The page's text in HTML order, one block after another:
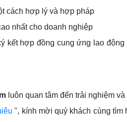
cách hợp lý và hợp pháp
nhất cho doanh nghiệp
kết hợp đồng cung ứng lao
luôn quan tâm đến trải nghiệm
", kính mời quý khách cùng tìm